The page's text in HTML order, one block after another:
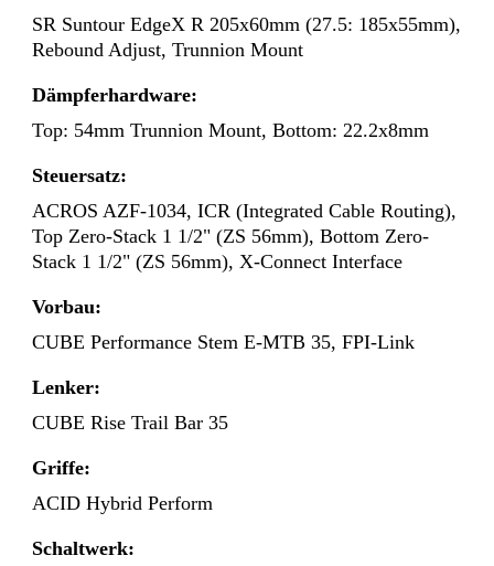
SR Suntour EdgeX R 205x60mm (27.5: 185x55mm),
Rebound Adjust, Trunnion Mount
Dämpferhardware:
Top: 54mm Trunnion Mount, Bottom: 22.2x8mm
Steuersatz:
ACROS AZF-1034, ICR (Integrated Cable Routing),
Top Zero-Stack 1 1/2" (ZS 56mm), Bottom Zero-
Stack 1 1/2" (ZS 56mm), X-Connect Interface
Vorbau:
CUBE Performance Stem E-MTB 35, FPI-Link
Lenker:
CUBE Rise Trail Bar 35
Griffe:
ACID Hybrid Perform
Schaltwerk: